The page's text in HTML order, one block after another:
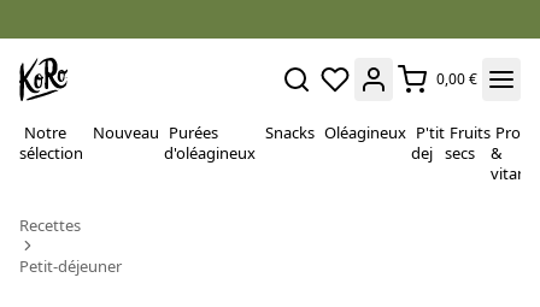
0,00 €
Notre
sélection
Nouveau Purées
d'oléagineux
Snacks Oléagineux P'tit
dej
Fruits
secs
&
Recettes
Petit-déjeuner